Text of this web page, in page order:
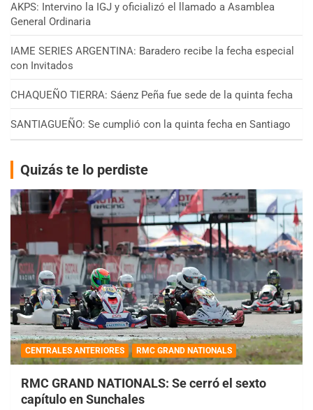
AKPS: Intervino la IGJ y oficializó el llamado a Asamblea
General Ordinaria
IAME SERIES ARGENTINA: Baradero recibe la fecha especial
con Invitados
CHAQUEÑO TIERRA: Sáenz Peña fue sede de la quinta fecha
SANTIAGUEÑO: Se cumplió con la quinta fecha en Santiago
Quizás te lo perdiste
CENTRALES ANTERIORES RMC GRAND NATIONALS
RMC GRAND NATIONALS: Se cerró el sexto
capítulo en Sunchales